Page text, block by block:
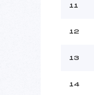
11
12
13
14